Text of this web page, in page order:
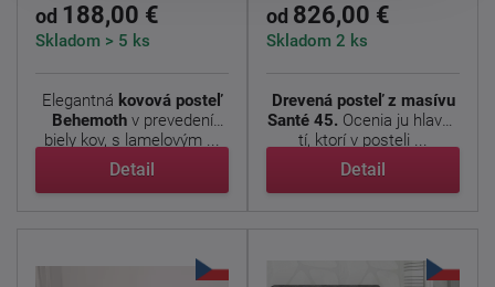
od 188,00 €
Skladom > 5 ks
Elegantná kovová posteľ
Behemothv prevedení
biely kov, s lamelovým ...
Detail
od 826,00 €
Skladom 2 ks
Drevená posteľ z masívu
Santé 45. Ocenia ju hlavne
tí, ktorí v posteli ...
Detail